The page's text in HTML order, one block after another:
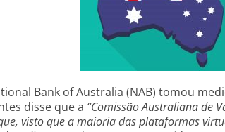
Bank of Australia (NAB) tomou
disse que a “Comissão Australiana de
visto que a maioria das plataformas